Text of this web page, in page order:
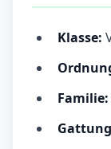
Klasse:
Familie: